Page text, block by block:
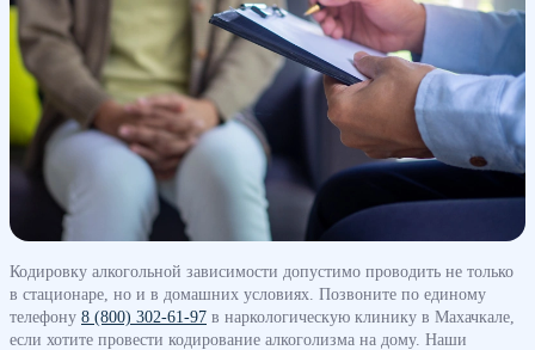
Кодировку алкогольной зависимости допустимо проводить не только
в стационаре, но и в домашних условиях. Позвоните по единому
телефону 8 (800) 302-61-97 в наркологическую клинику в Махачкале,
если хотите провести кодирование алкоголизма на дому. Наши